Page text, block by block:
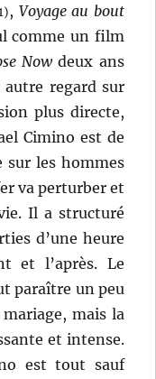
, Voyage au bout
comme un film
Nowdeux ans
regard sur
plus directe,
Cimino est de
sur les hommes
va perturber et
Il a structuré
d’une heure
et l’après. Le
paraître un peu
mais la
et intense.
est tout sauf